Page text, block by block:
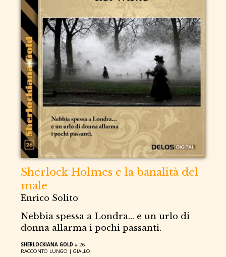
Sherlock Holmes e la banalità del
male
Enrico Solito
Nebbia spessa a Londra... e un urlo di
donna allarma i pochi passanti.
SHERLOCKIANA GOLD # 26
RACCONTO LUNGO |GIALLO